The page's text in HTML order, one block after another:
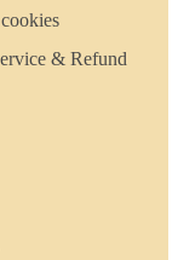
& Refund